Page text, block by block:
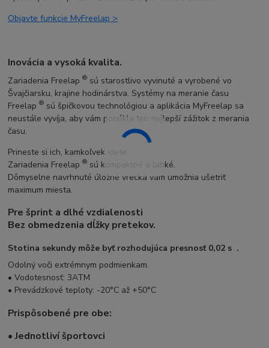
Objavte funkcie MyFreelap >
Inovácia a vysoká kvalita.
Zariadenia Freelap® sú starostlivo vyvinuté a vyrobené vo
Švajčiarsku, krajine hodinárstva. Systémy na meranie času
Freelap® sú špičkovou technológiou a aplikácia MyFreelap sa
neustále vyvíja, aby vám ponúkla ten najlepší zážitok z merania
času.
Prineste si ich, kamkoľvek idete.
Zariadenia Freelap® sú kompaktné a ľahké.
Dômyselne navrhnuté úložné vrecká vám umožnia ušetriť
maximum miesta.
Pre šprint a dlhé vzdialenosti
Bez obmedzenia dĺžky pretekov.
Stotina sekundy môže byť rozhodujúca presnosť 0,02 s .
Odolný voči extrémnym podmienkam.
• Vodotesnosť: 3ATM
• Prevádzkové teploty: -20°C až +50°C
Prispôsobené pre obe:
• Jednotliví športovci